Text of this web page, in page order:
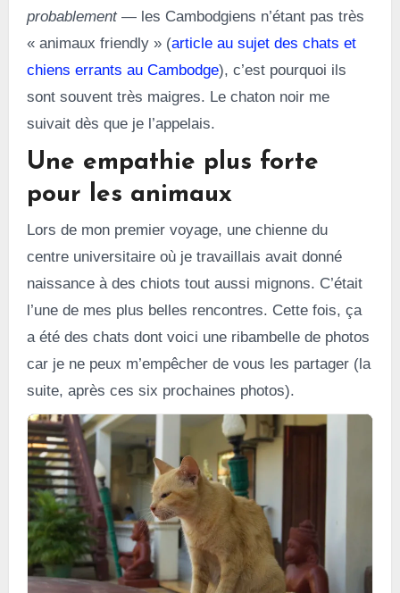
probablement— les Cambodgiens n’étant pas très
« animaux friendly » (article au sujet des chats et
chiens errants au Cambodge), c’est pourquoi ils
sont souvent très maigres. Le chaton noir me
suivait dès que je l’appelais.
Une empathie plus forte
pour les animaux
Lors de mon premier voyage, une chienne du
centre universitaire où je travaillais avait donné
naissance à des chiots tout aussi mignons. C’était
l’une de mes plus belles rencontres. Cette fois, ça
a été des chats dont voici une ribambelle de photos
car je ne peux m’empêcher de vous les partager (la
suite, après ces six prochaines photos).